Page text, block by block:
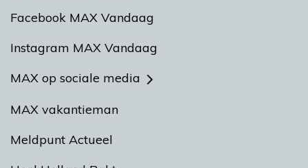
Facebook MAX Vandaag
Instagram MAX Vandaag
MAX op sociale media
MAX vakantieman
Meldpunt Actueel